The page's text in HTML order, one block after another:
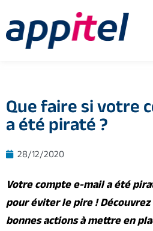
Que faire si votre
a été piraté ?
28/12/2020
Votre compte e-mail a été
pour éviter le pire !
bonnes actions à mettre en